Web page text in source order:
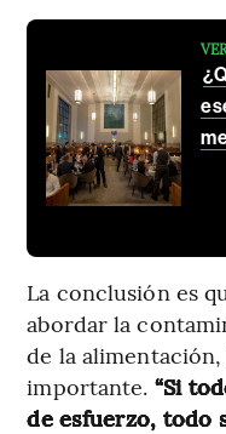
La conclusión es
abordar la
de la
importante. “Si
de esfuerzo, todo